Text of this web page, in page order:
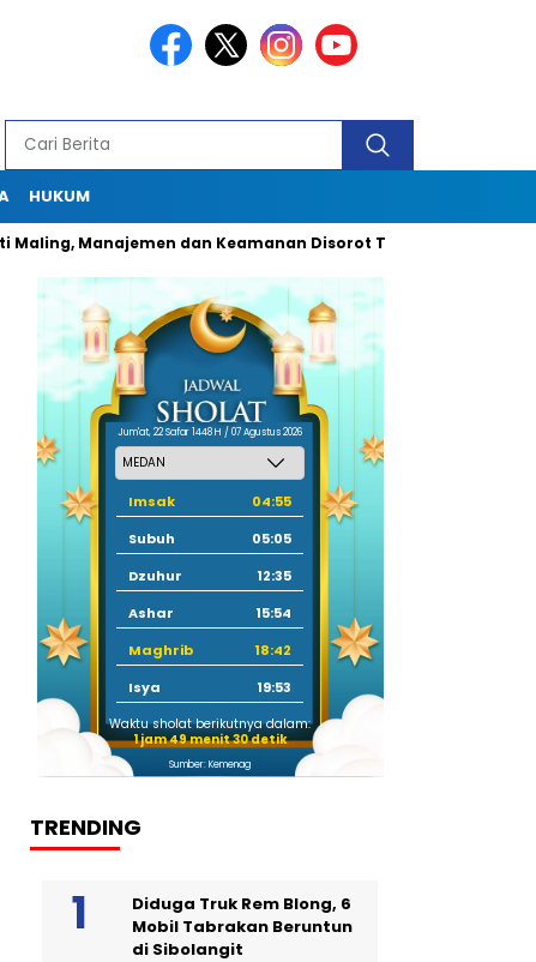
HUKUM
Manajemen dan Keamanan Disorot Tajam
Jum'at, 22 Safar 1448 H / 07 Agustus 2026
Imsak
04:55
Subuh
05:05
Dzuhur
12:35
Ashar
15:54
Maghrib
18:42
Isya
19:53
Waktu sholat berikutnya dalam:
1 jam 49 menit 29 detik
Sumber: Kemenag
TRENDING
Diduga Truk Rem Blong, 6
Mobil Tabrakan Beruntun
di Sibolangit